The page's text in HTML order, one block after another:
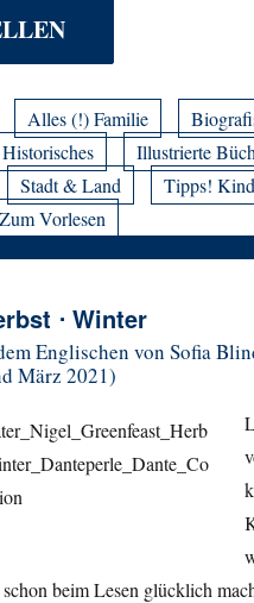
Alles (!) Familie
Historisches Illustrierte
Stadt & Land Tipps!
Zum Vorlesen
⋅ Winter
Englischen von Sofia
März 2021)
beim Lesen glücklich